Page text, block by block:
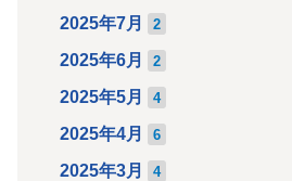
2025年7月 2
2025年6月 2
2025年5月 4
2025年4月 6
2025年3月 4